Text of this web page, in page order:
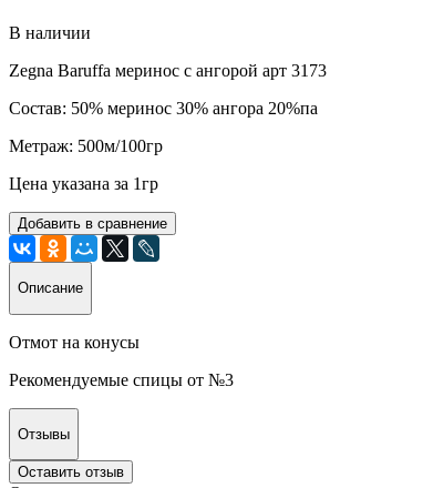
В наличии
Zegna Baruffa меринос с ангорой арт 3173
Состав: 50% меринос 30% ангора 20%па
Метраж: 500м/100гр
Цена указана за 1гр
Добавить в сравнение
Описание
Отмот на конусы
Рекомендуемые спицы от №3
Отзывы
Оставить отзыв